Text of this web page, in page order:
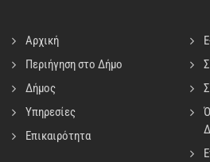
Αρχική
Περιήγηση στο Δήμο
Δήμος
Υπηρεσίες
Επικαιρότητα